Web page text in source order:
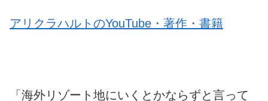
アリクラハルトのYouTube・著作・書籍
「海外リゾート地にいくとかならずと言って